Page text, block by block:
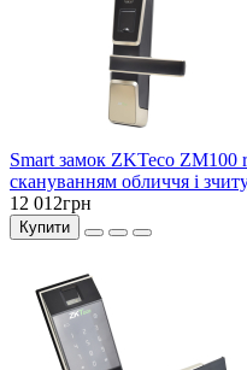
Smart замок ZKTeco ZM100
скануванням обличчя і
12 012грн
Купити